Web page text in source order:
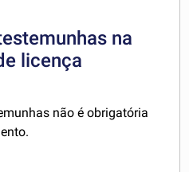
na
licença
não é obrigatória